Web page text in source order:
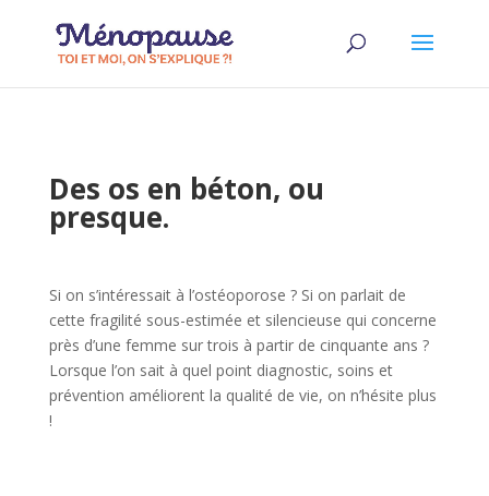
Des os en béton, ou
presque.
Si on s’intéressait à l’ostéoporose ? Si on parlait de
cette fragilité sous-estimée et silencieuse qui concerne
près d’une femme sur trois à partir de cinquante ans ?
Lorsque l’on sait à quel point diagnostic, soins et
prévention améliorent la qualité de vie, on n’hésite plus
!